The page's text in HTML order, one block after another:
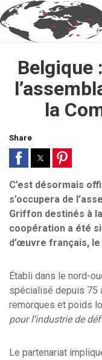
Belgique
la
Share
C’est désormais
s’occupera de
Griffon destinés à
coopération a été
d’œuvre français,
Établi dans le nord-
spécialisé depuis 75
remorques et poids
pour l’industrie de
Le partenariat